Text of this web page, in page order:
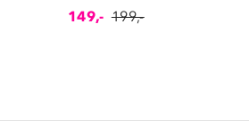
149,- 199,-